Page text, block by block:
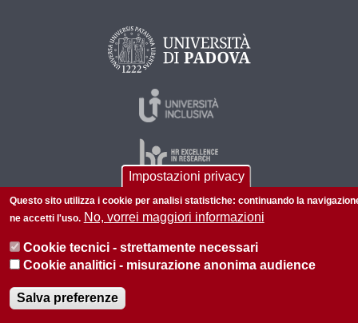
© 2026 Università di Padova - Tutti i diritti riservati
P.I. 00742430283 C.F. 80006480281
Informazioni su questo sito Privacy policy
Impostazioni privacy
Questo sito utilizza i cookie per analisi statistiche: continuando la
ne accetti l'uso. No, vorrei maggiori informazioni
Cookie tecnici - strettamente necessari
Cookie analitici - misurazione anonima audience
Salva preferenze